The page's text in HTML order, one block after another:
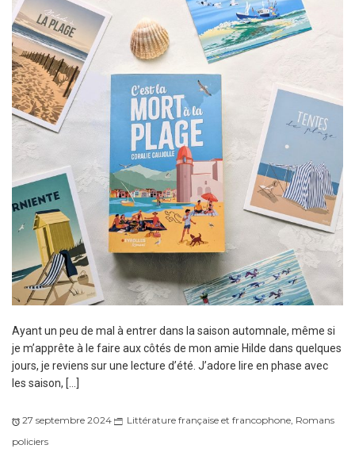
Ayant un peu de mal à entrer dans la saison automnale, même si
je m’apprête à le faire aux côtés de mon amie Hilde dans quelques
jours, je reviens sur une lecture d’été. J’adore lire en phase avec
les saison, […]
27 septembre 2024 Littérature française et francophone, Romans
policiers